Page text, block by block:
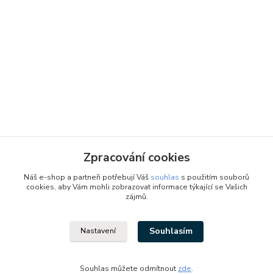
Vytvořeno na
Eshop-rychle.cz
Zpracování cookies
Náš e-shop a partneři potřebují Váš souhlas s použitím souborů
cookies, aby Vám mohli zobrazovat informace týkající se Vašich
zájmů.
Nastavení Souhlasím
Souhlas můžete odmítnout zde.